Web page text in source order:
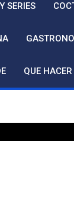
SERIES
QUE HACER